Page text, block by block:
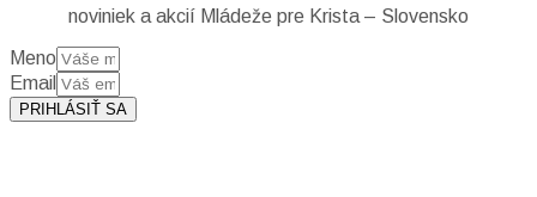
noviniek a akcií Mládeže pre Krista – Slovensko
Meno
Email
PRIHLÁSIŤ SA